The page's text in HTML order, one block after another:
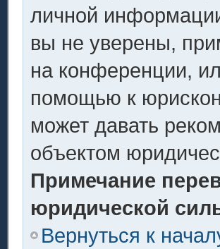
личной
вы не уверены,
на конференции,
помощью к
может давать
объектом
Примечание
юридической
Вернуться к